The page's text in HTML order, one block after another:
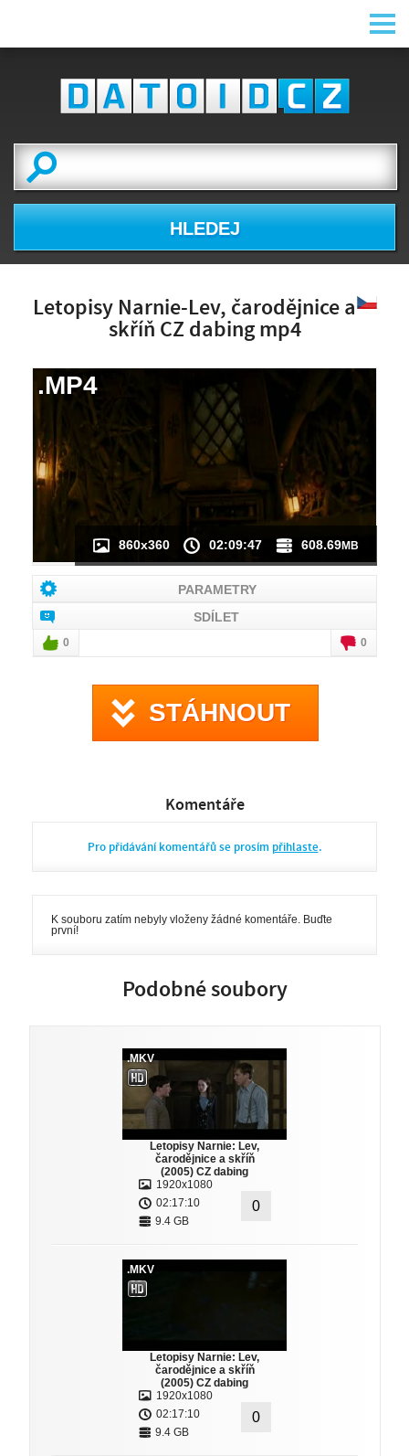
HLEDEJ
Letopisy Narnie-Lev, čarodějnice a
skříň CZ dabing mp4
NÁHLED VIDEA
NENÍ K DISPOZICI
860x360 02:09:47 608.69MB
.MP4
PARAMETRY
SDÍLET
0 0
STÁHNOUT
Komentáře
Pro přidávání komentářů se prosím přihlaste.
K souboru zatím nebyly vloženy žádné komentáře. Buďte
první!
Podobné soubory
.MKV
Letopisy Narnie: Lev,
čarodějnice a skříň
(2005) CZ dabing
1920x1080
02:17:10
9.4 GB
0
.MKV
Letopisy Narnie: Lev,
čarodějnice a skříň
(2005) CZ dabing
1920x1080
02:17:10
9.4 GB
0